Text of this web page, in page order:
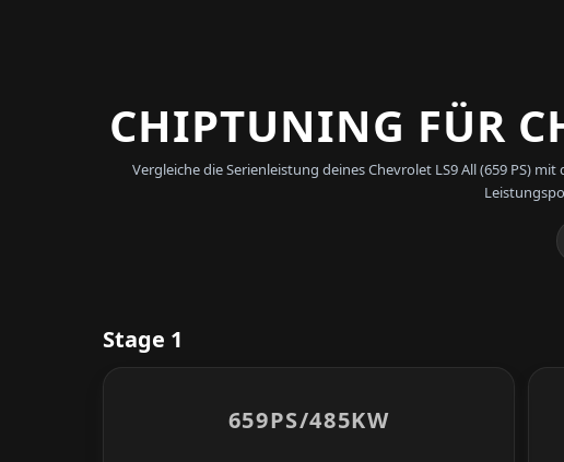
CHIPTUNING FÜR
Vergleiche die Serienleistung deines Chevrolet LS9 All (659 PS)
Stage 1
659PS/485KW